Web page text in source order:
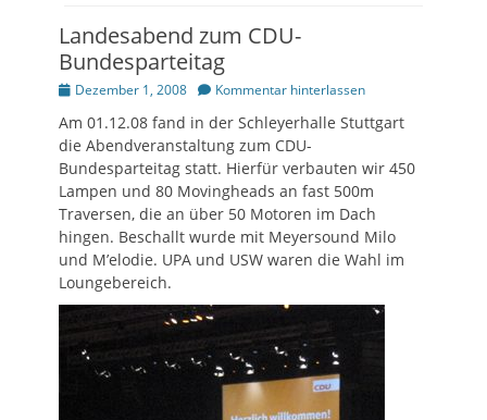
Landesabend zum CDU-
Bundesparteitag
PostedDezember 1, 2008 Kommentar hinterlassen
Am 01.12.08 fand in der Schleyerhalle Stuttgart
die Abendveranstaltung zum CDU-
Bundesparteitag statt. Hierfür verbauten wir 450
Lampen und 80 Movingheads an fast 500m
Traversen, die an über 50 Motoren im Dach
hingen. Beschallt wurde mit Meyersound Milo
und M’elodie. UPA und USW waren die Wahl im
Loungebereich.